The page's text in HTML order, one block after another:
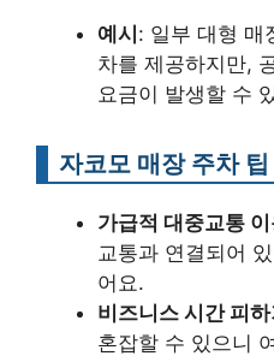
예시 : 일부 대형 매
차를 제공하지만,
요금이 발생할 수
자코모 매장 주차 팁
가급적 대중교통 이
교통과 연결되어
어요.
비즈니스 시간 피하
혼잡할 수 있으니